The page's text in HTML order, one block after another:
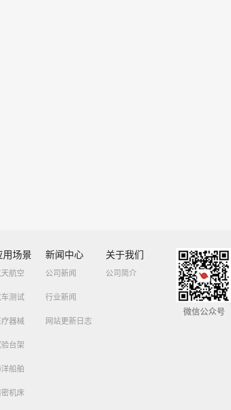
用场景
航空
车测试
疗器械
验台架
洋船舶
机床
新闻中心
公司新闻
行业新闻
网站更新日志
关于我们
公司简介
微信公众号